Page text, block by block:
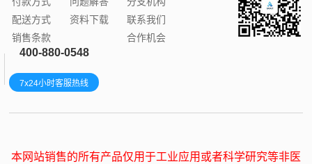
配送方式
销售条款
资料下载
联系我们
合作机会
400-880-0548
7x24小时客服热线
本网站销售的所有产品仅用于工业应用或者科学研究等非医